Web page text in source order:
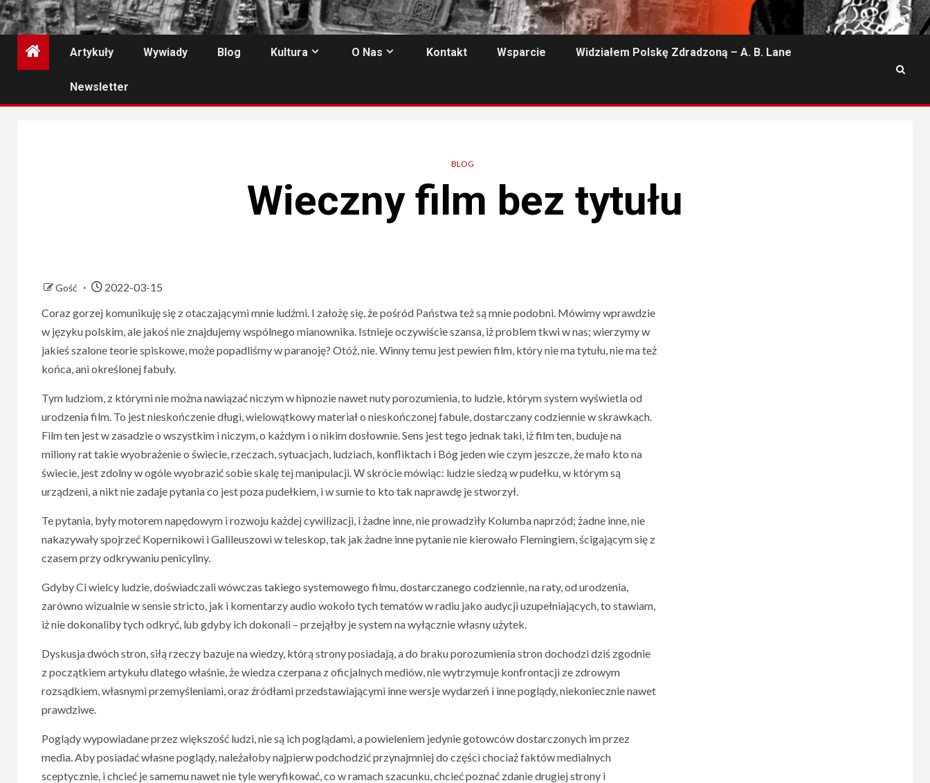
Artykuły Wywiady Blog Kultura O Nas Kontakt Wsparcie Widziałem Polskę Zdradzoną – A. B. Lane
Newsletter
BLOG
Wieczny film bez tytułu
Gość
2022-03-15
Coraz gorzej komunikuję się z otaczającymi mnie ludźmi. I założę się, że pośród Państwa też są mnie podobni. Mówimy wprawdzie
w języku polskim, ale jakoś nie znajdujemy wspólnego mianownika. Istnieje oczywiście szansa, iż problem tkwi w nas; wierzymy w
jakieś szalone teorie spiskowe, może popadliśmy w paranoję? Otóż, nie. Winny temu jest pewien film, który nie ma tytułu, nie ma też
końca, ani określonej fabuły.
Tym ludziom, z którymi nie można nawiązać niczym w hipnozie nawet nuty porozumienia, to ludzie, którym system wyświetla od
urodzenia film. To jest nieskończenie długi, wielowątkowy materiał o nieskończonej fabule, dostarczany codziennie w skrawkach.
Film ten jest w zasadzie o wszystkim i niczym, o każdym i o nikim dosłownie. Sens jest tego jednak taki, iż film ten, buduje na
miliony rat takie wyobrażenie o świecie, rzeczach, sytuacjach, ludziach, konfliktach i Bóg jeden wie czym jeszcze, że mało kto na
świecie, jest zdolny w ogóle wyobrazić sobie skalę tej manipulacji. W skrócie mówiąc: ludzie siedzą w pudełku, w którym są
urządzeni, a nikt nie zadaje pytania co jest poza pudełkiem, i w sumie to kto tak naprawdę je stworzył.
Te pytania, były motorem napędowym i rozwoju każdej cywilizacji, i żadne inne, nie prowadziły Kolumba naprzód; żadne inne, nie
nakazywały spojrzeć Kopernikowi i Galileuszowi w teleskop, tak jak żadne inne pytanie nie kierowało Flemingiem, ścigającym się z
czasem przy odkrywaniu penicyliny.
Gdyby Ci wielcy ludzie, doświadczali wówczas takiego systemowego filmu, dostarczanego codziennie, na raty, od urodzenia,
zarówno wizualnie w sensie stricto, jak i komentarzy audio wokoło tych tematów w radiu jako audycji uzupełniających, to stawiam,
iż nie dokonaliby tych odkryć, lub gdyby ich dokonali – przejąłby je system na wyłącznie własny użytek.
Dyskusja dwóch stron, siłą rzeczy bazuje na wiedzy, którą strony posiadają, a do braku porozumienia stron dochodzi dziś zgodnie
z początkiem artykułu dlatego właśnie, że wiedza czerpana z oficjalnych mediów, nie wytrzymuje konfrontacji ze zdrowym
rozsądkiem, własnymi przemyśleniami, oraz źródłami przedstawiającymi inne wersje wydarzeń i inne poglądy, niekoniecznie nawet
prawdziwe.
Poglądy wypowiadane przez większość ludzi, nie są ich poglądami, a powieleniem jedynie gotowców dostarczonych im przez
media. Aby posiadać własne poglądy, należałoby najpierw podchodzić przynajmniej do części chociaż faktów medialnych
sceptycznie, i chcieć je samemu nawet nie tyle weryfikować, co w ramach szacunku, chcieć poznać zdanie drugiej strony i